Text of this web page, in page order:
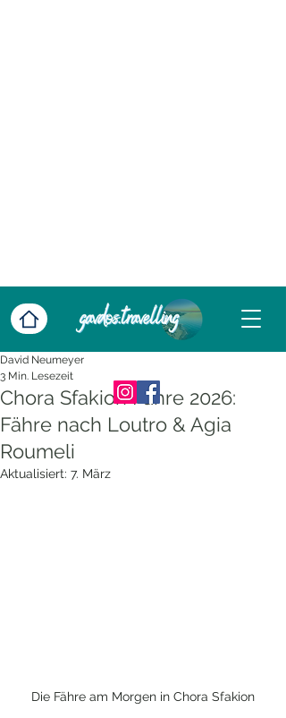
Chora Sfakion Fähre 2026:
Fähre nach Loutro & Agia
Roumeli
David Neumeyer
3 Min. Lesezeit
Aktualisiert: 7. März
Die Fähre am Morgen in Chora Sfakion